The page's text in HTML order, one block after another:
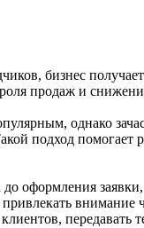
бизнес
продаж и
однако
подход помогает
оформления
внимание